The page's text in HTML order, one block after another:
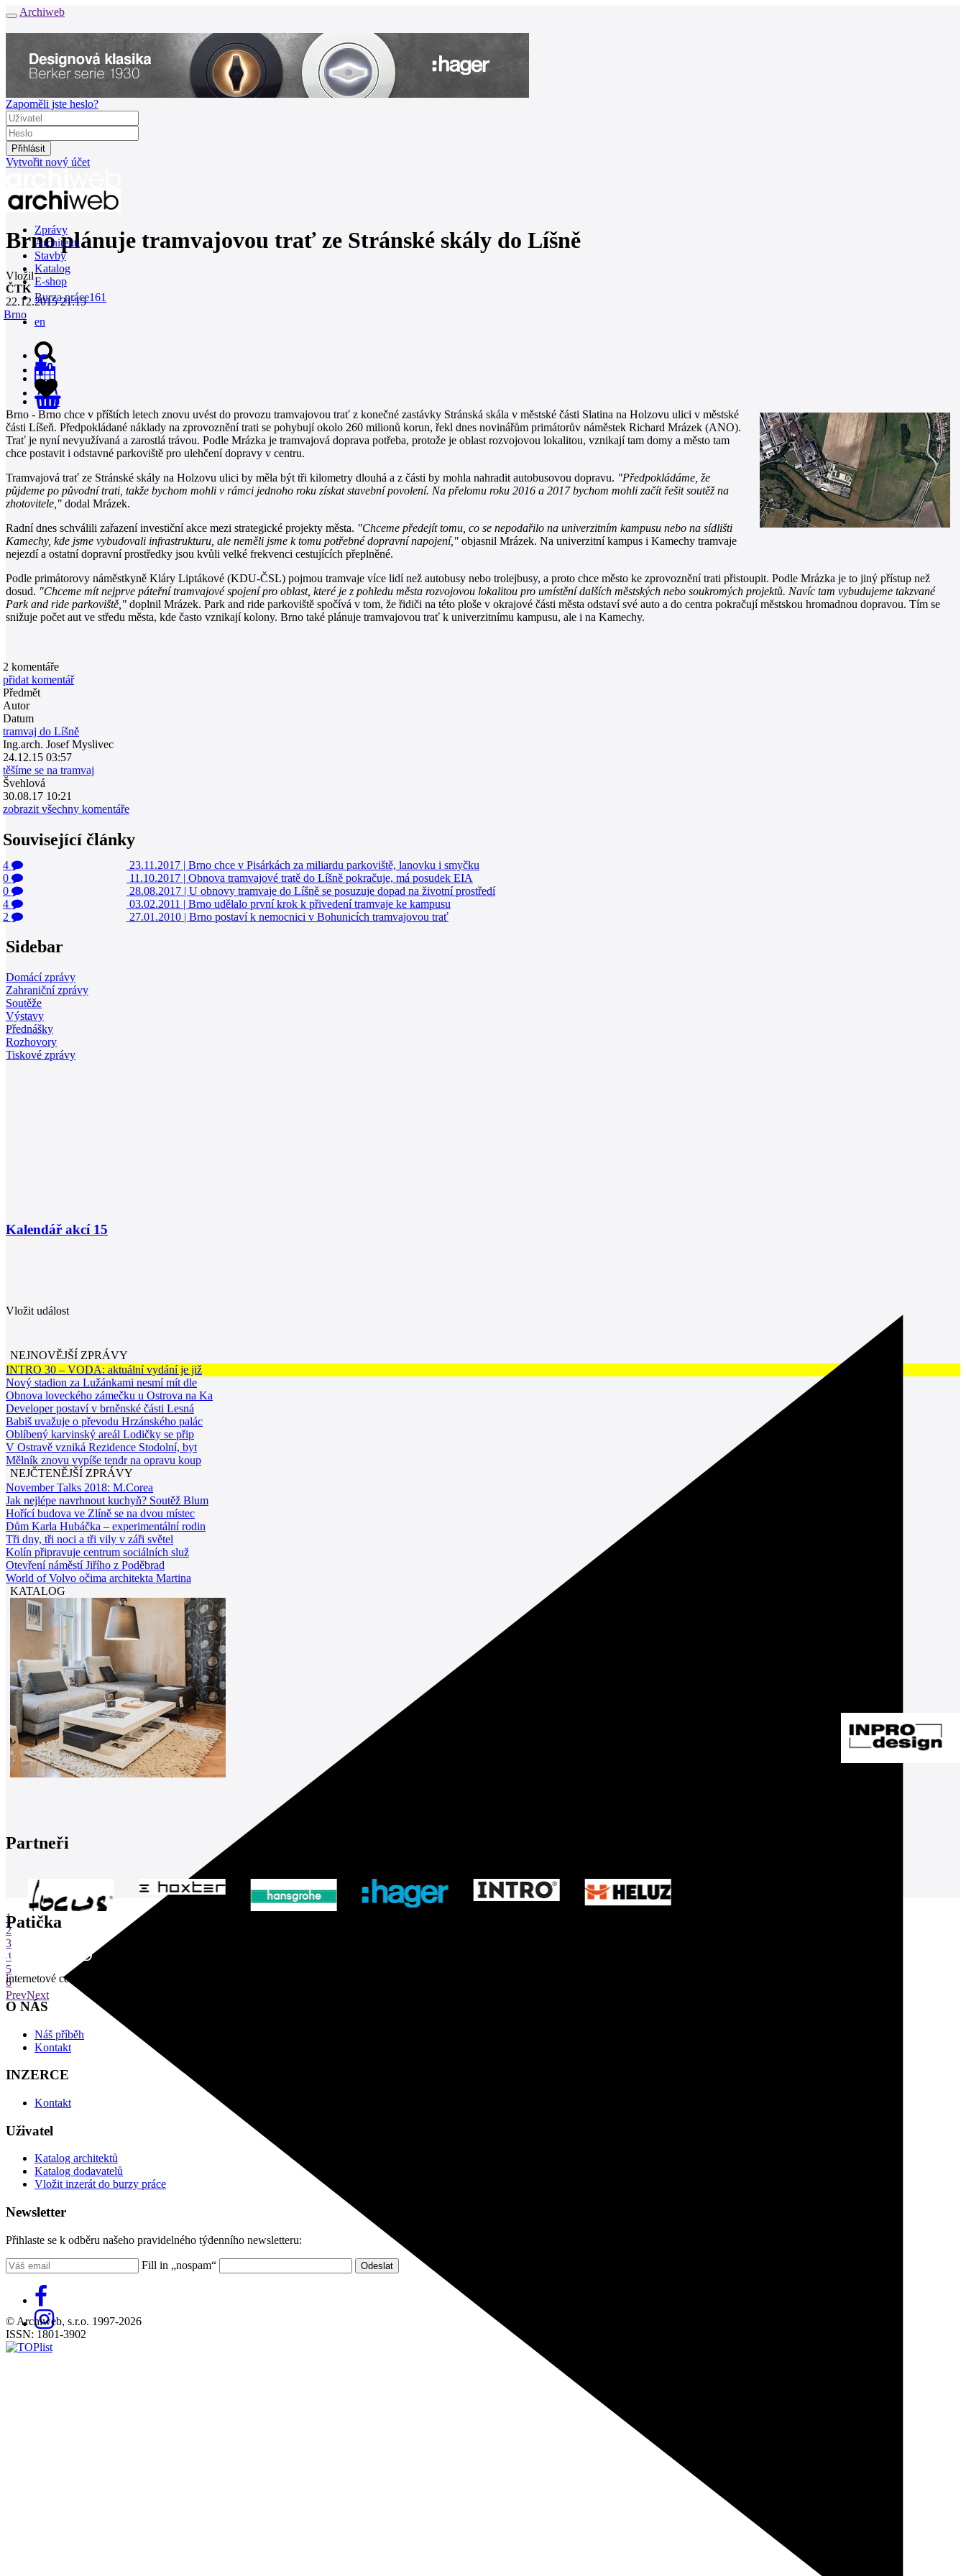
Archiweb
Zapoměli jste heslo?
Vytvořit nový účet
Zprávy
Architekti
Stavby
Katalog
E-shop
Burza práce161
en
0
Brno plánuje tramvajovou trať ze Stránské skály do Líšně
Vložil
ČTK
22.12.2015 21:15
Brno
Brno - Brno chce v příštích letech znovu uvést do provozu tramvajovou trať z konečné zastávky Stránská skála v městské části Slatina na Holzovu ulici v městské
části Líšeň. Předpokládané náklady na zprovoznění trati se pohybují okolo 260 milionů korun, řekl dnes novinářům primátorův náměstek Richard Mrázek (ANO).
Trať je nyní nevyužívaná a zarostlá trávou. Podle Mrázka je tramvajová doprava potřeba, protože je oblast rozvojovou lokalitou, vznikají tam domy a město tam
chce postavit i odstavné parkoviště pro ulehčení dopravy v centru.
Tramvajová trať ze Stránské skály na Holzovu ulici by měla být tři kilometry dlouhá a z části by mohla nahradit autobusovou dopravu. "Předpokládáme, že
půjdeme po původní trati, takže bychom mohli v rámci jednoho roku získat stavební povolení. Na přelomu roku 2016 a 2017 bychom mohli začít řešit soutěž na
zhotovitele," dodal Mrázek.
Radní dnes schválili zařazení investiční akce mezi strategické projekty města. "Chceme předejít tomu, co se nepodařilo na univerzitním kampusu nebo na sídlišti
Kamechy, kde jsme vybudovali infrastrukturu, ale neměli jsme k tomu potřebné dopravní napojení," objasnil Mrázek. Na univerzitní kampus i Kamechy tramvaje
nejezdí a ostatní dopravní prostředky jsou kvůli velké frekvenci cestujících přeplněné.
Podle primátorovy náměstkyně Kláry Liptákové (KDU-ČSL) pojmou tramvaje více lidí než autobusy nebo trolejbusy, a proto chce město ke zprovoznění trati přistoupit. Podle Mrázka je to jiný přístup než
dosud. "Chceme mít nejprve páteřní tramvajové spojení pro oblast, které je z pohledu města rozvojovou lokalitou pro umístění dalších městských nebo soukromých projektů. Navíc tam vybudujeme takzvané
Park and ride parkoviště," doplnil Mrázek. Park and ride parkoviště spočívá v tom, že řidiči na této ploše v okrajové části města odstaví své auto a do centra pokračují městskou hromadnou dopravou. Tím se
snižuje počet aut ve středu města, kde často vznikají kolony. Brno také plánuje tramvajovou trať k univerzitnímu kampusu, ale i na Kamechy.
2 komentáře
přidat komentář
Předmět
Autor
Datum
tramvaj do Líšně
Ing.arch. Josef Myslivec
24.12.15 03:57
těšíme se na tramvaj
Švehlová
30.08.17 10:21
zobrazit všechny komentáře
Související články
4 23.11.2017 | Brno chce v Pisárkách za miliardu parkoviště, lanovku i smyčku
0
11.10.2017 | Obnova tramvajové tratě do Líšně pokračuje, má posudek EIA
0
28.08.2017 | U obnovy tramvaje do Líšně se posuzuje dopad na životní prostředí
4
03.02.2011 | Brno udělalo první krok k přivedení tramvaje ke kampusu
2
27.01.2010 | Brno postaví k nemocnici v Bohunicích tramvajovou trať
Sidebar
Domácí zprávy
Zahraniční zprávy
Soutěže
Výstavy
Přednášky
Rozhovory
Tiskové zprávy
Kalendář akcí 15
Vložit událost
NEJNOVĚJŠÍ ZPRÁVY
INTRO 30 – VODA: aktuální vydání je již
Nový stadion za Lužánkami nesmí mít dle
Obnova loveckého zámečku u Ostrova na Ka
Developer postaví v brněnské části Lesná
Babiš uvažuje o převodu Hrzánského palác
Oblíbený karvinský areál Lodičky se přip
V Ostravě vzniká Rezidence Stodolní, byt
Mělník znovu vypíše tendr na opravu koup
NEJČTENĚJŠÍ ZPRÁVY
November Talks 2018: M.Corea
Jak nejlépe navrhnout kuchyň? Soutěž Blum
Hořící budova ve Zlíně se na dvou místec
Dům Karla Hubáčka – experimentální rodin
Tři dny, tři noci a tři vily v záři světel
Kolín připravuje centrum sociálních služ
Otevření náměstí Jiřího z Poděbrad
World of Volvo očima architekta Martina
KATALOG
Partneři
1
2
3
4
5
6
PrevNext
Patička
internetové centrum architektury
O NÁS
Náš příběh
Kontakt
INZERCE
Kontakt
Uživatel
Katalog architektů
Katalog dodavatelů
Vložit inzerát do burzy práce
Newsletter
Přihlaste se k odběru našeho pravidelného týdenního newsletteru:
Fill in „nospam“
© Archiweb, s.r.o. 1997-2026
ISSN: 1801-3902